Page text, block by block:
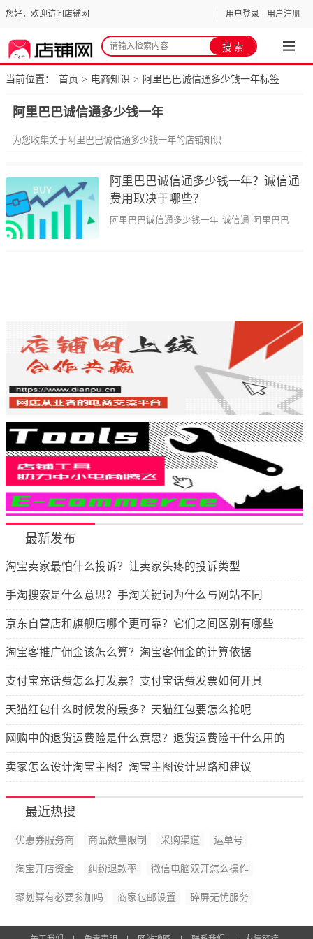
您好，欢迎访问店铺网 用户登录 用户注册
当前位置： 首页 > 电商知识 > 阿里巴巴诚信通多少钱一年标签
阿里巴巴诚信通多少钱一年
为您收集关于阿里巴巴诚信通多少钱一年的店铺知识
阿里巴巴诚信通多少钱一年？诚信通
费用取决于哪些？
阿里巴巴诚信通多少钱一年 诚信通 阿里巴巴
最新发布
淘宝卖家最怕什么投诉？让卖家头疼的投诉类型
手淘搜索是什么意思？手淘关键词为什么与网站不同
京东自营店和旗舰店哪个更可靠？它们之间区别有哪些
淘宝客推广佣金该怎么算？淘宝客佣金的计算依据
支付宝充话费怎么打发票？支付宝话费发票如何开具
天猫红包什么时候发的最多？天猫红包要怎么抢呢
网购中的退货运费险是什么意思？退货运费险干什么用的
卖家怎么设计淘宝主图？淘宝主图设计思路和建议
最近热搜
优惠券服务商 商品数量限制 采购渠道 运单号
淘宝开店资金 纠纷退款率 微信电脑双开怎么操作
聚划算有必要参加吗 商家包邮设置 碎屏无忧服务